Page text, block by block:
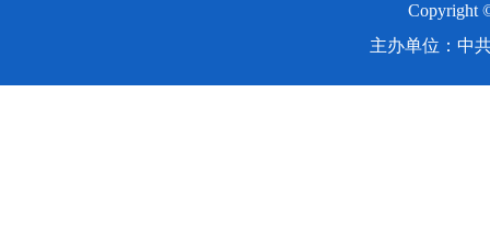
Copyright
主办单位：中